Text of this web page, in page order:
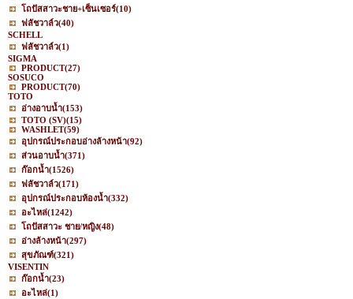
โถปัสสาวะชาย+เซ็นเซอร์(10)
ฟลัชวาล์ว(40)
SCHELL
ฟลัชวาล์ว(1)
SIGMA
PRODUCT(27)
SOSUCO
PRODUCT(70)
TOTO
อ่างอาบน้ำ(153)
TOTO (SV)(15)
WASHLET(59)
อุปกรณ์ประกอบอ่างล้างหน้า(92)
ส่วนอาบน้ำ(371)
ก๊อกน้ำ(1526)
ฟลัชวาล์ว(171)
อุปกรณ์ประกอบห้องน้ำ(332)
อะไหล่(1242)
โถปัสสาวะ ชาย/หญิง(48)
อ่างล้างหน้า(297)
สุขภัณฑ์(321)
VISENTIN
ก๊อกน้ำ(23)
อะไหล่(1)